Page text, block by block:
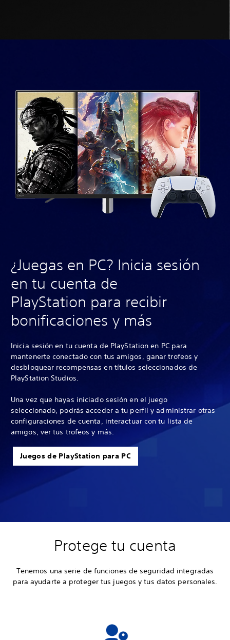
¿Juegas en PC? Inicia sesión
en tu cuenta de
PlayStation para recibir
bonificaciones y más
Inicia sesión en tu cuenta de PlayStation en PC para
mantenerte conectado con tus amigos, ganar trofeos y
desbloquear recompensas en títulos seleccionados de
PlayStation Studios.
Una vez que hayas iniciado sesión en el juego
seleccionado, podrás acceder a tu perfil y administrar otras
configuraciones de cuenta, interactuar con tu lista de
amigos, ver tus trofeos y más.
Juegos de PlayStation para PC
Protege tu cuenta
Tenemos una serie de funciones de seguridad integradas
para ayudarte a proteger tus juegos y tus datos personales.